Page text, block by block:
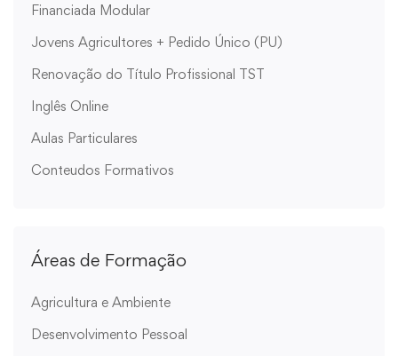
Financiada Modular
Jovens Agricultores + Pedido Único (PU)
Renovação do Título Profissional TST
Inglês Online
Aulas Particulares
Conteudos Formativos
Áreas de Formação
Agricultura e Ambiente
Desenvolvimento Pessoal